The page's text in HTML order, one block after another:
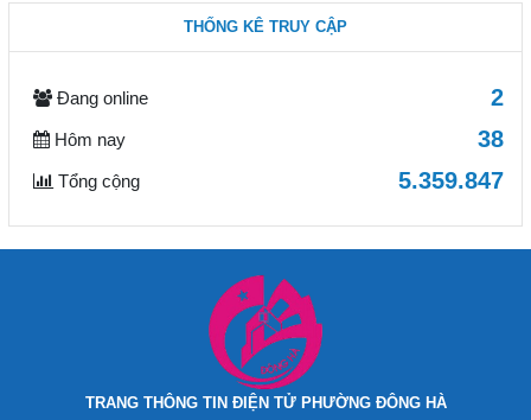
THỐNG KÊ TRUY CẬP
Đang online 2
Hôm nay 38
Tổng cộng 5.359.847
TRANG THÔNG TIN ĐIỆN TỬ PHƯỜNG ĐÔNG HÀ